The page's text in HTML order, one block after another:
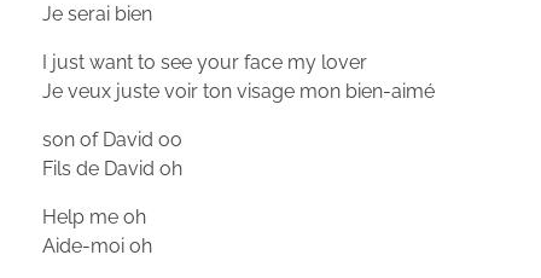
Je serai bien
I just want to see your face my lover
Je veux juste voir ton visage mon bien-aimé
son of David oo
Fils de David oh
Help me oh
Aide-moi oh